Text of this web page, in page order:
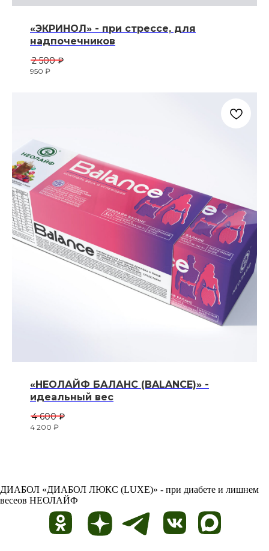
«ЭКРИНОЛ» - при стрессе, для
надпочечников
950 ₽
2 500 ₽
«НЕОЛАЙФ БАЛАНС (BALANCE)» -
идеальный вес
4 200 ₽
4 600 ₽
ДИАБОЛ «ДИАБОЛ ЛЮКС (LUXE)» - при диабете и лишнем
весеов НЕОЛАЙФ